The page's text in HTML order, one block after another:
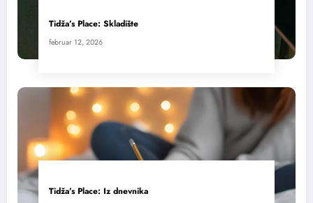
Tidža’s Place: Skladište
februar 12, 2026
Tidža’s Place: Iz dnevnika